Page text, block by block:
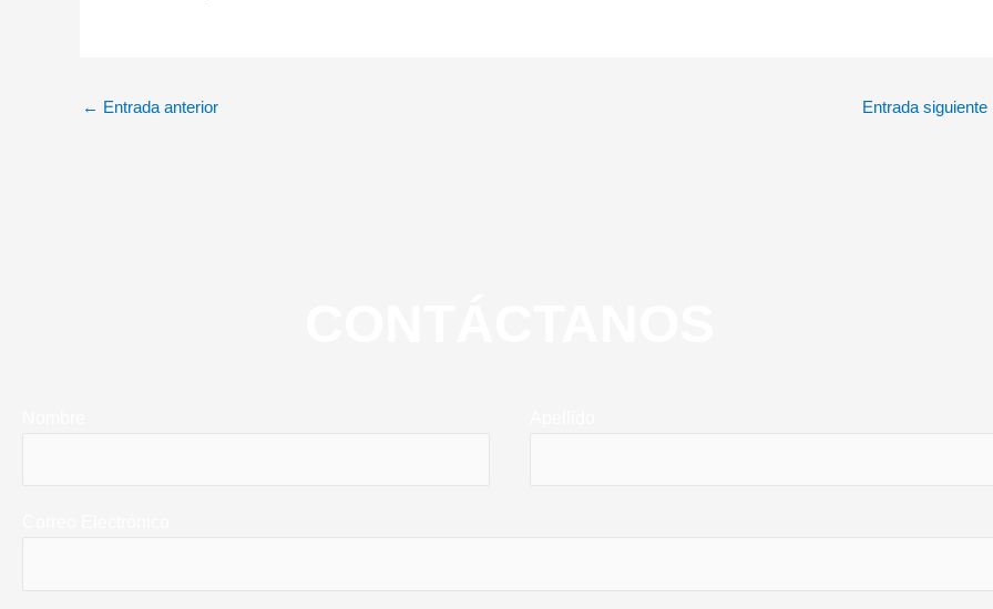
← Entrada anterior Entrada siguiente